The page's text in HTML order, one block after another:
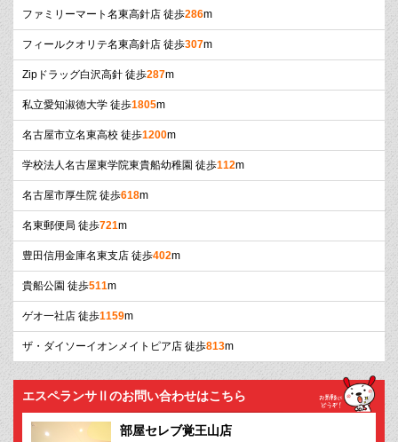
ファミリーマート名東高針店 徒歩286m
フィールクオリテ名東高針店 徒歩307m
Zipドラッグ白沢高針 徒歩287m
私立愛知淑徳大学 徒歩1805m
名古屋市立名東高校 徒歩1200m
学校法人名古屋東学院東貴船幼稚園 徒歩112m
名古屋市厚生院 徒歩618m
名東郵便局 徒歩721m
豊田信用金庫名東支店 徒歩402m
貴船公園 徒歩511m
ゲオ一社店 徒歩1159m
ザ・ダイソーイオンメイトピア店 徒歩813m
エスペランサⅡのお問い合わせはこちら
部屋セレブ覚王山店